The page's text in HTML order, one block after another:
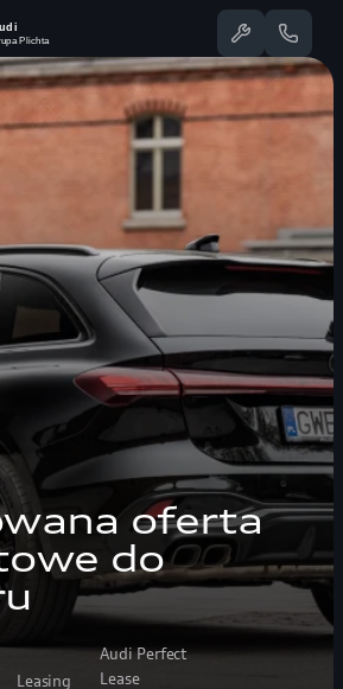
oferta
do
Leasing
Audi Perfect
Lease